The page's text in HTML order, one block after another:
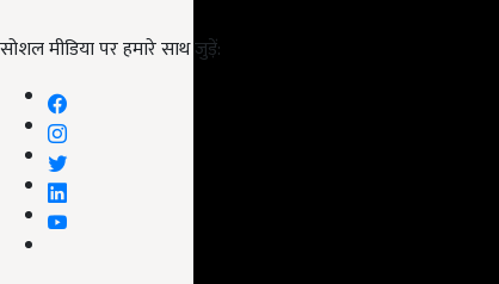
सोशल मीडिया पर हमारे साथ जुड़ें: